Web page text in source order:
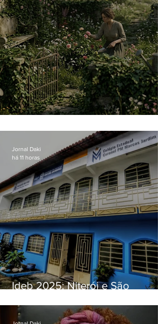
Ideb 2025: Niterói e São
distintos no ensino médio; veja
Jornal Daki
há 11 horas